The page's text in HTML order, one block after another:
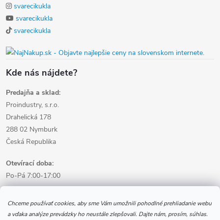
Chceme používať cookies, aby sme Vám umožnili pohodlné prehliadanie webu
a vďaka analýze prevádzky ho neustále zlepšovali. Dajte nám, prosím, súhlas.
svarecikukla
svarecikukla
svarecikukla
Kde nás nájdete?
Predajňa a sklad:
Proindustry, s.r.o.
Drahelická 178
288 02 Nymburk
Česká Republika
Otevírací doba:
Po-Pá 7:00-17:00
Informácie pre nákup